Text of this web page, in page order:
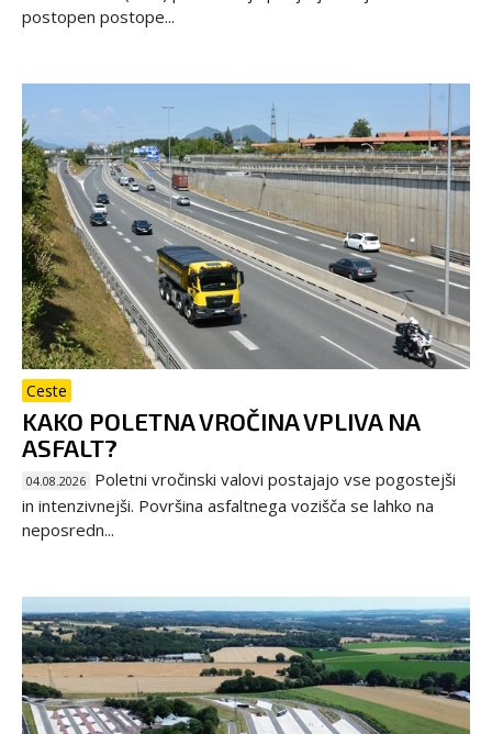
postopen postope...
Ceste
KAKO POLETNA VROČINA VPLIVA NA
ASFALT?
04.08.2026 Poletni vročinski valovi postajajo vse pogostejši
in intenzivnejši. Površina asfaltnega vozišča se lahko na
neposredn...